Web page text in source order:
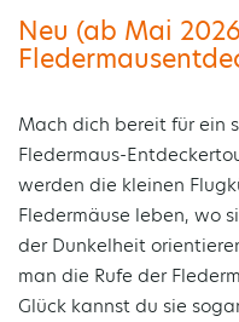
Neu (ab Mai
Mach dich bereit für ein
Fledermaus-
werden die kleinen
Fledermäuse leben, wo
der Dunkelheit
man die Rufe der
Glück kannst du sie